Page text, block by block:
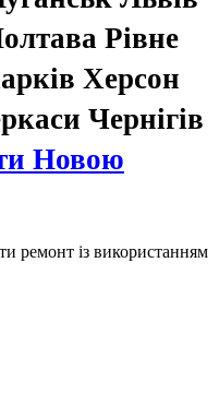
Рівне
Херсон
Чернігів
Новою
ремонт із використанням